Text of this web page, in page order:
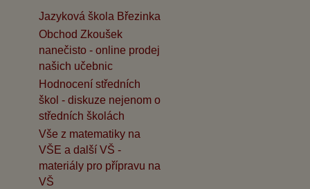
Jazyková škola Březinka
Obchod Zkoušek
nanečisto - online prodej
našich učebnic
Hodnocení středních
škol - diskuze nejenom o
středních školách
Vše z matematiky na
VŠE a další VŠ -
materiály pro přípravu na
VŠ